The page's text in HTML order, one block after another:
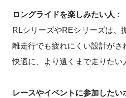
ロングライドを楽しみたい人 ：
RLシリーズやREシリーズは、
離走行でも疲れにくい設計がさ
快適に、より遠くまで走りたい
レースやイベントに参加したい